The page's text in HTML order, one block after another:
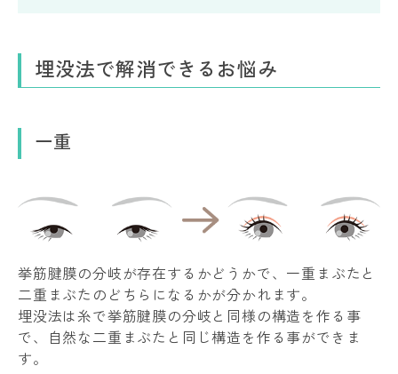
埋没法で解消できるお悩み
一重
挙筋腱膜の分岐が存在するかどうかで、一重まぶたと
二重まぶたのどちらになるかが分かれます。
埋没法は糸で挙筋腱膜の分岐と同様の構造を作る事
で、自然な二重まぶたと同じ構造を作る事ができま
す。